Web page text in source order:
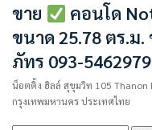
ขาย
คอนโด
ขนาด 25.78 ตร.ม
ภัทร 093-5462979
น็อตติ้ง ฮิลล์ สุขุมวิท 105 Thanon
กรุงเทพมหานคร ประเทศไทย